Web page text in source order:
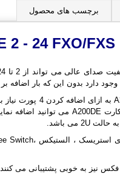
برچسب های محصول